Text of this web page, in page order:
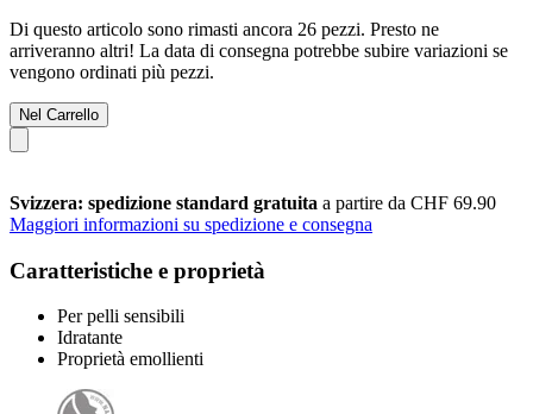
Di questo articolo sono rimasti ancora 26 pezzi. Presto ne
arriveranno altri! La data di consegna potrebbe subire variazioni se
vengono ordinati più pezzi.
Nel Carrello
Svizzera: spedizione standard gratuita a partire da CHF 69.90
Maggiori informazioni su spedizione e consegna
Caratteristiche e proprietà
Per pelli sensibili
Idratante
Proprietà emollienti